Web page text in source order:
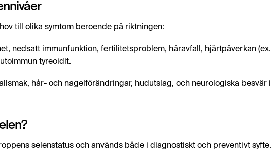
till olika symtom beroende på riktningen:
nedsatt immunfunktion, fertilitetsproblem, håravfall, hjärtpåverkan (ex.
tyreoidit.
hår- och nagelförändringar, hudutslag, och neurologiska besvär i
selenstatus och används både i diagnostiskt och preventivt syfte.